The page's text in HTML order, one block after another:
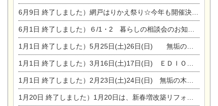
6月9日 終了しました）網戸はりかえ祭り☆今年も開催決定！
6月1日 終了しました）６/1・2 暮らしの相談会のお知らせ
1月1日 終了しました）5月25日(土)26日(日) 無垢の木の家体感見学会開催☆
1月1日 終了しました）3月16日(土)17日(日) ＥＤＩＯＮ東陽住建でんき館 総決算まつり
1月1日 終了しました）2月23日(土)24日(日) 無垢の木の家 完成見学会
1月20日 終了しました）1月20日は、新春増改築リフォームまつり＆家の修理祭り＆家電まつりです。